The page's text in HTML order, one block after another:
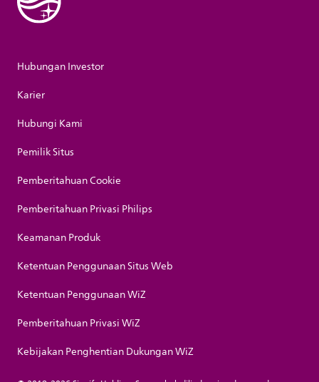
Hubungan Investor
Karier
Hubungi Kami
Pemilik Situs
Pemberitahuan Cookie
Pemberitahuan Privasi Philips
Keamanan Produk
Ketentuan Penggunaan Situs Web
Ketentuan Penggunaan WiZ
Pemberitahuan Privasi WiZ
Kebijakan Penghentian Dukungan WiZ